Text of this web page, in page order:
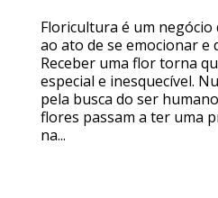
Floricultura é um negócio
ao ato de se emocionar e
Receber uma flor torna
especial e inesquecível.
pela busca do ser
flores passam a ter uma
na...